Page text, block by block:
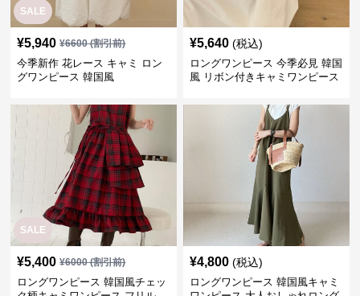
SALE
¥5,940 ¥6600(割引前)
今季新作 花レース キャミ ロン
グワンピース 韓国風
¥5,640 (税込)
ロングワンピース 今季必見 韓国
風 リボン付きキャミワンピース
SALE
¥5,400 ¥6000(割引前)
ロングワンピース 韓国風チェッ
¥4,800 (税込)
ロングワンピース 韓国風キャミ